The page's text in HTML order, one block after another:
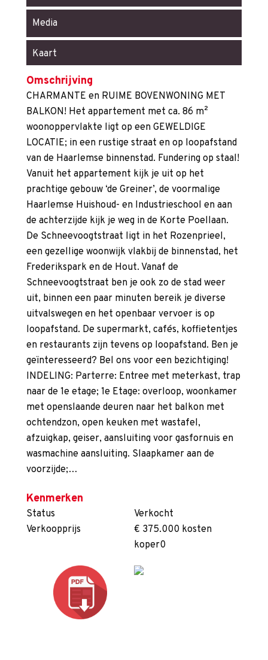
Media
Kaart
Omschrijving
CHARMANTE en RUIME BOVENWONING MET
BALKON! Het appartement met ca. 86 m²
woonoppervlakte ligt op een GEWELDIGE
LOCATIE; in een rustige straat en op loopafstand
van de Haarlemse binnenstad. Fundering op staal!
Vanuit het appartement kijk je uit op het
prachtige gebouw ‘de Greiner’, de voormalige
Haarlemse Huishoud- en Industrieschool en aan
de achterzijde kijk je weg in de Korte Poellaan.
De Schneevoogtstraat ligt in het Rozenprieel,
een gezellige woonwijk vlakbij de binnenstad, het
Frederikspark en de Hout. Vanaf de
Schneevoogtstraat ben je ook zo de stad weer
uit, binnen een paar minuten bereik je diverse
uitvalswegen en het openbaar vervoer is op
loopafstand. De supermarkt, cafés, koffietentjes
en restaurants zijn tevens op loopafstand. Ben je
geïnteresseerd? Bel ons voor een bezichtiging!
INDELING: Parterre: Entree met meterkast, trap
naar de 1e etage; 1e Etage: overloop, woonkamer
met openslaande deuren naar het balkon met
ochtendzon, open keuken met wastafel,
afzuigkap, geiser, aansluiting voor gasfornuis en
wasmachine aansluiting. Slaapkamer aan de
voorzijde;…
Kenmerken
Status
Verkocht
Verkoopprijs
€ 375.000 kosten
koper0